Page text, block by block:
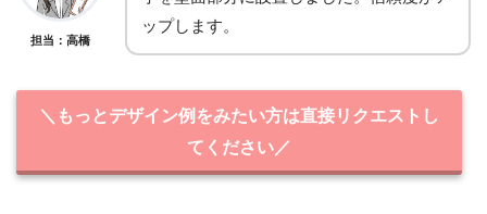
担当：高橋
ップします。
＼もっとデザイン例をみたい方は直接リクエストし
てください／